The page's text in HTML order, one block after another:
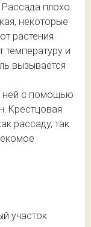
плохо
некоторые
растения
и
вызывается
ней с помощью
Крестцовая
рассаду, так
участок